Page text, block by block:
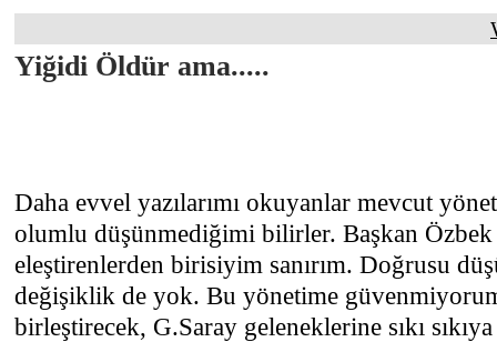
Yiğidi Öldür ama.....
Daha evvel yazılarımı okuyanlar mevcut
olumlu düşünmediğimi bilirler. Başkan
eleştirenlerden birisiyim sanırım. Doğrusu
değişiklik de yok. Bu yönetime
birleştirecek, G.Saray geleneklerine sıkı